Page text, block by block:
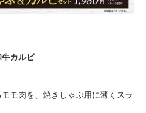
カルビ
モ肉を、焼きしゃぶ用に薄くスラ